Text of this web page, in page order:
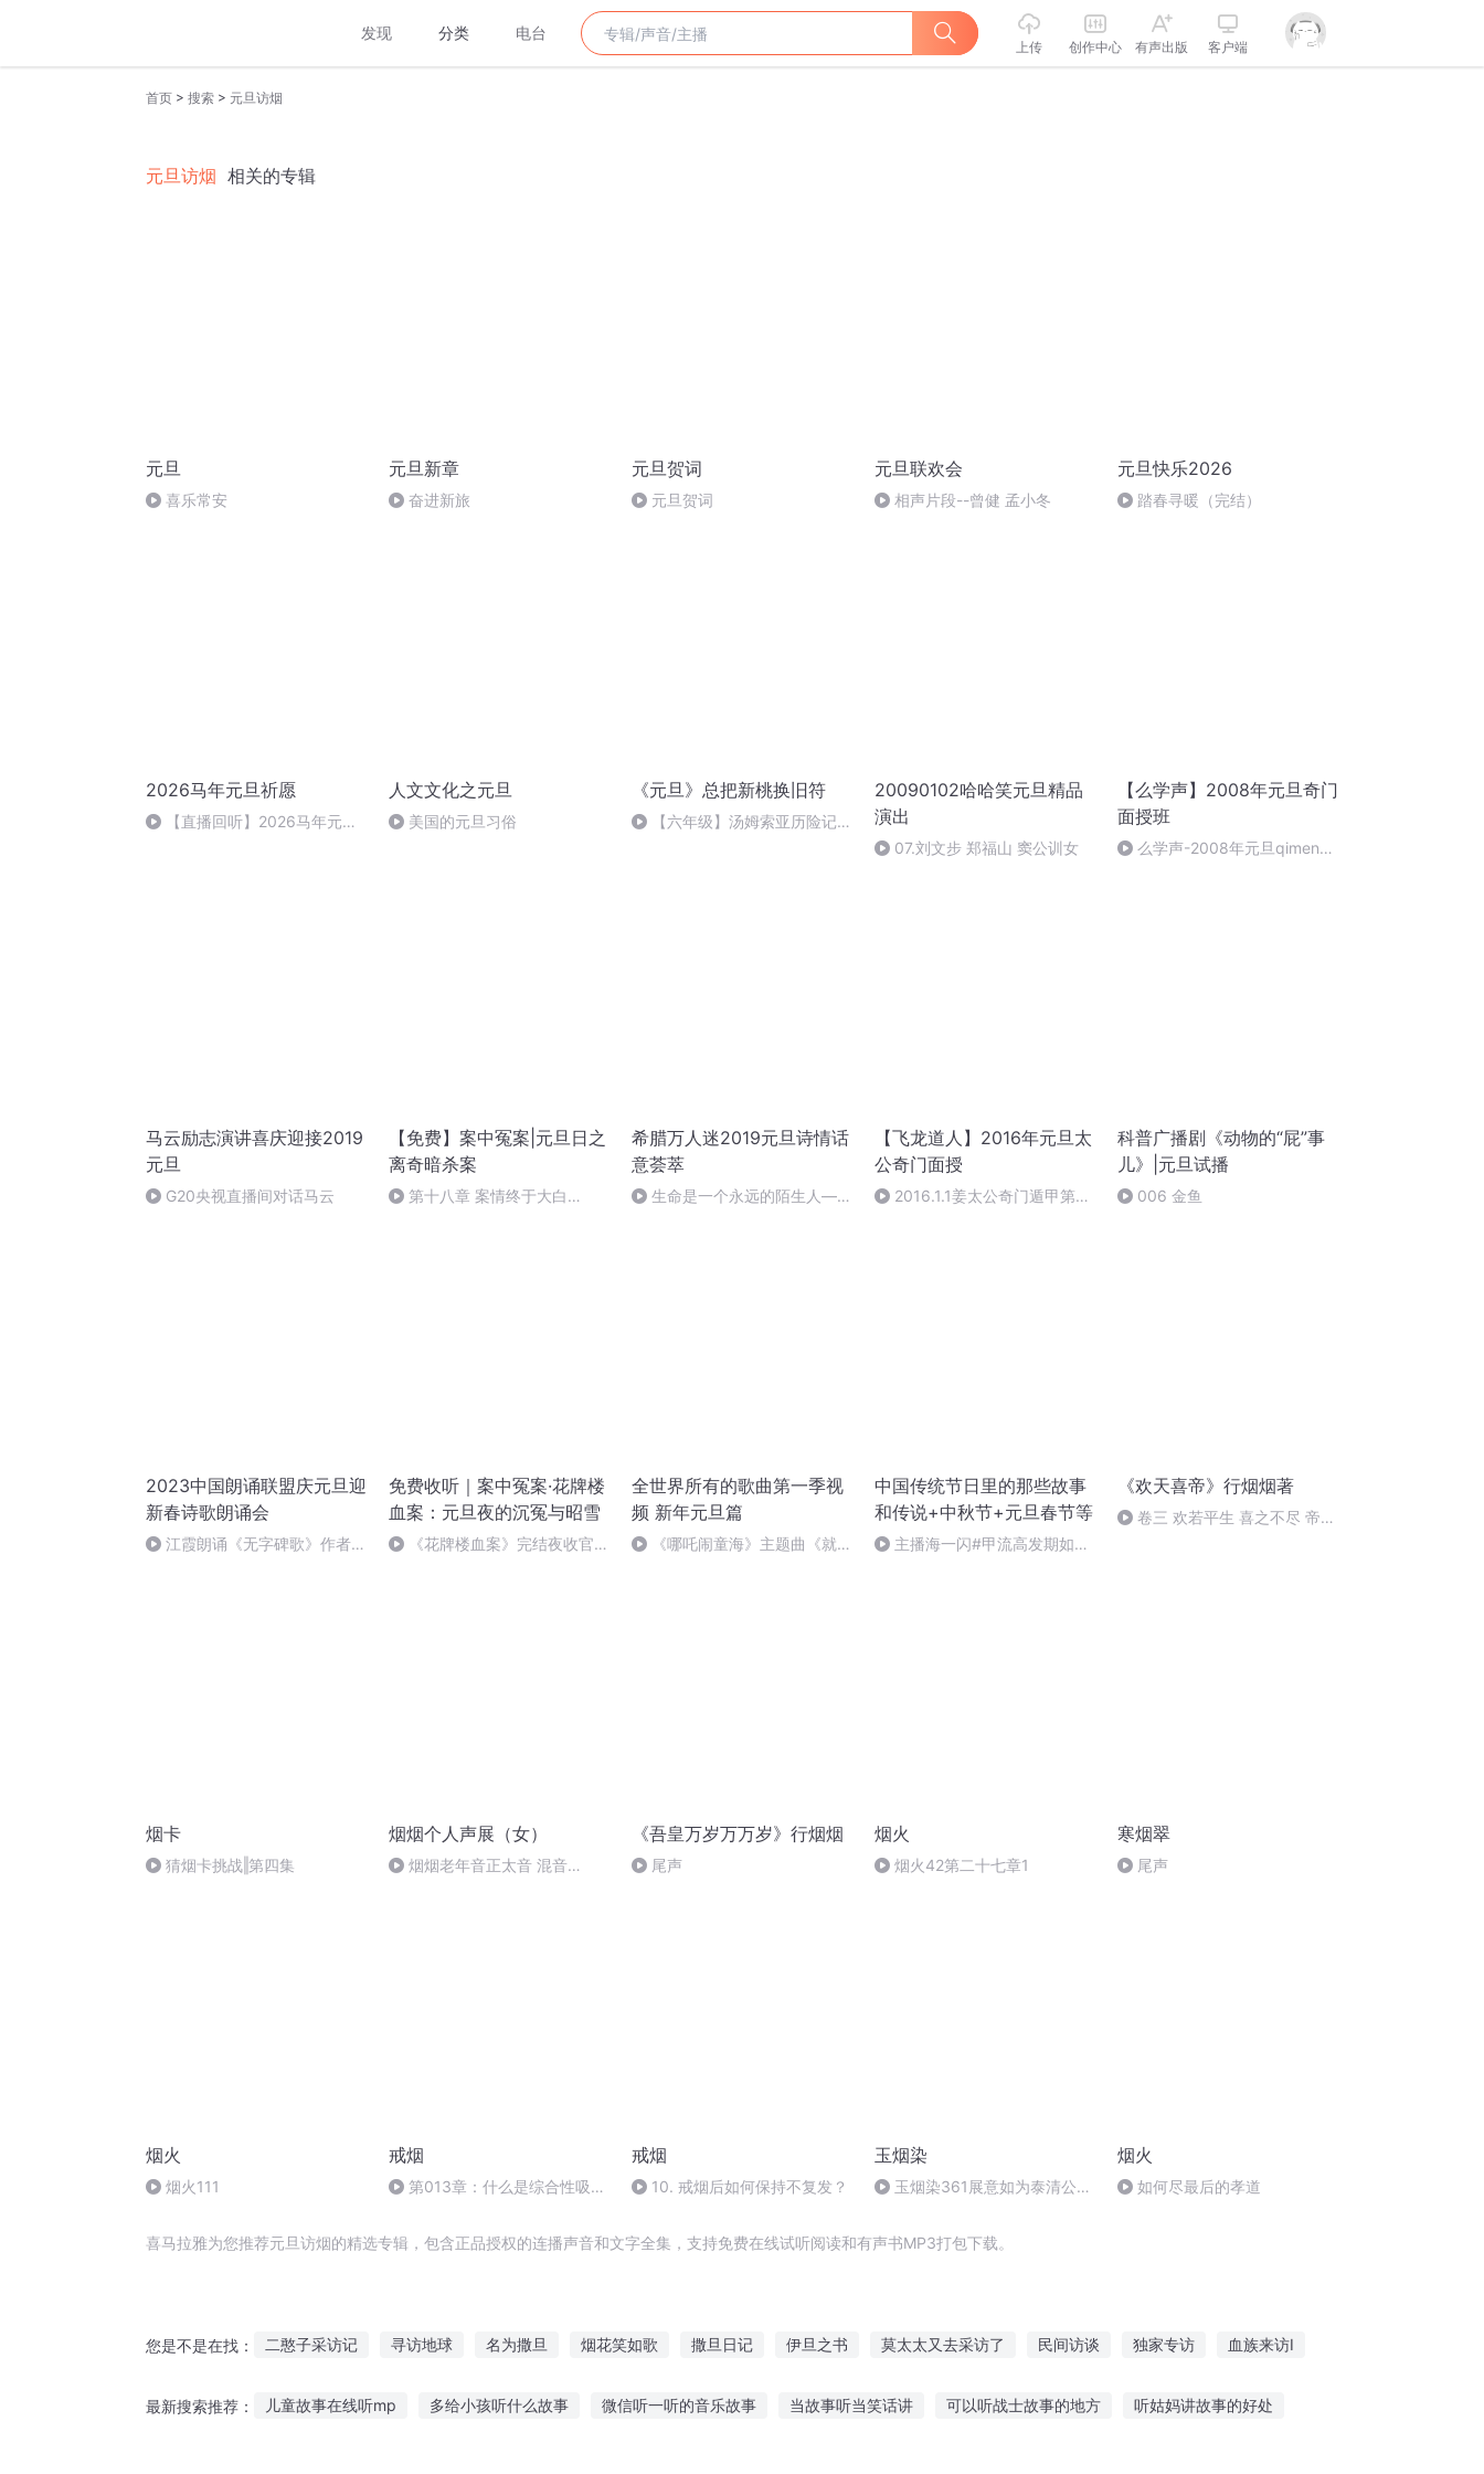
发现 分类 电台
上传 创作中心 有声出版 客户端
首页 > 搜索 > 元旦访烟
元旦访烟 相关的专辑
元旦
喜乐常安
元旦新章
奋进新旅
元旦贺词
元旦贺词
元旦联欢会
相声片段--曾健 孟小冬
元旦快乐2026
踏春寻暖（完结）
2026马年元旦祈愿
【直播回听】2026马年元旦
人文文化之元旦
美国的元旦习俗
《元旦》总把新桃换旧符
【六年级】汤姆索亚历险记
20090102哈哈笑元旦精品
演出
07.刘文步 郑福山 窦公训女
【么学声】2008年元旦奇门
面授班
么学声-2008年元旦qimen面
马云励志演讲喜庆迎接2019
元旦
G20央视直播间对话马云
【免费】案中冤案|元旦日之
离奇暗杀案
第十八章 案情终于大白
希腊万人迷2019元旦诗情话
意荟萃
生命是一个永远的陌生人——
【飞龙道人】2016年元旦太
公奇门面授
2016.1.1姜太公奇门遁甲第一
科普广播剧《动物的“屁”事
儿》|元旦试播
006 金鱼
2023中国朗诵联盟庆元旦迎
新春诗歌朗诵会
江霞朗诵《无字碑歌》作者：
免费收听｜案中冤案·花牌楼
血案：元旦夜的沉冤与昭雪
《花牌楼血案》完结夜收官，
全世界所有的歌曲第一季视
频 新年元旦篇
《哪吒闹童海》主题曲《就是
中国传统节日里的那些故事
和传说+中秋节+元旦春节等
主播海一闪#甲流高发期如何
《欢天喜帝》行烟烟著
卷三 欢若平生 喜之不尽 帝业
烟卡
猜烟卡挑战‖第四集
烟烟个人声展（女）
烟烟老年音正太音 混音
《吾皇万岁万万岁》行烟烟
尾声
烟火
烟火42第二十七章1
寒烟翠
尾声
烟火
烟火111
戒烟
第013章：什么是综合性吸
戒烟
10. 戒烟后如何保持不复发？
玉烟染
玉烟染361展意如为泰清公主
烟火
如何尽最后的孝道
喜马拉雅为您推荐元旦访烟的精选专辑，包含正品授权的连播声音和文字全集，支持免费在线试听阅读和有声书MP3打包下载。
您是不是在找： 二憨子采访记 寻访地球 名为撒旦 烟花笑如歌 撒旦日记 伊旦之书 莫太太又去采访了 民间访谈 独家专访 血族来访Ⅰ
最新搜索推荐： 儿童故事在线听mp 多给小孩听什么故事 微信听一听的音乐故事 当故事听当笑话讲 可以听战士故事的地方 听姑妈讲故事的好处